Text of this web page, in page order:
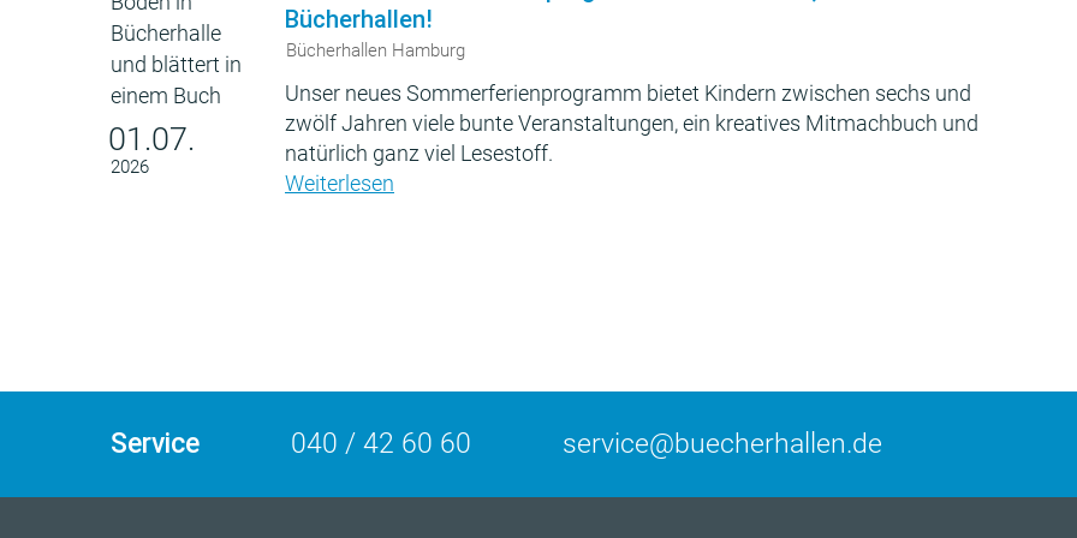
01.07.
2026
Bücherhallen!
Bücherhallen Hamburg
Unser neues Sommerferienprogramm bietet Kindern zwischen sechs und
zwölf Jahren viele bunte Veranstaltungen, ein kreatives Mitmachbuch und
natürlich ganz viel Lesestoff.
Weiterlesen
Service 040 / 42 60 60 service@buecherhallen.de